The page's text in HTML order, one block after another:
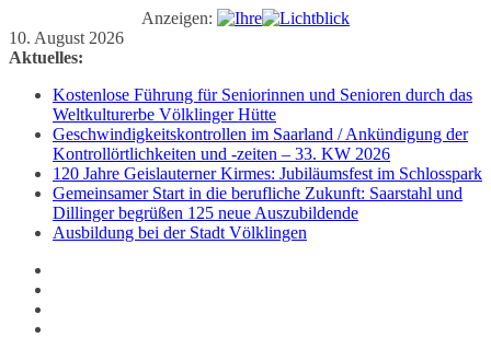
Anzeigen:
Zum
Inhalt
10. August 2026
Aktuelles:
Kostenlose Führung für Seniorinnen und Senioren durch das
Weltkulturerbe Völklinger Hütte
Geschwindigkeitskontrollen im Saarland / Ankündigung der
Kontrollörtlichkeiten und -zeiten – 33. KW 2026
120 Jahre Geislauterner Kirmes: Jubiläumsfest im Schlosspark
Gemeinsamer Start in die berufliche Zukunft: Saarstahl und
Dillinger begrüßen 125 neue Auszubildende
Ausbildung bei der Stadt Völklingen